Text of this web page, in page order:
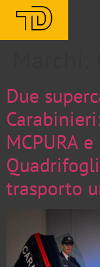
Due
MCPURA
trasporto